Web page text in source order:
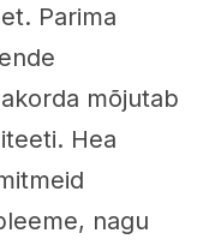
Parima
mõjutab
Hea
nagu